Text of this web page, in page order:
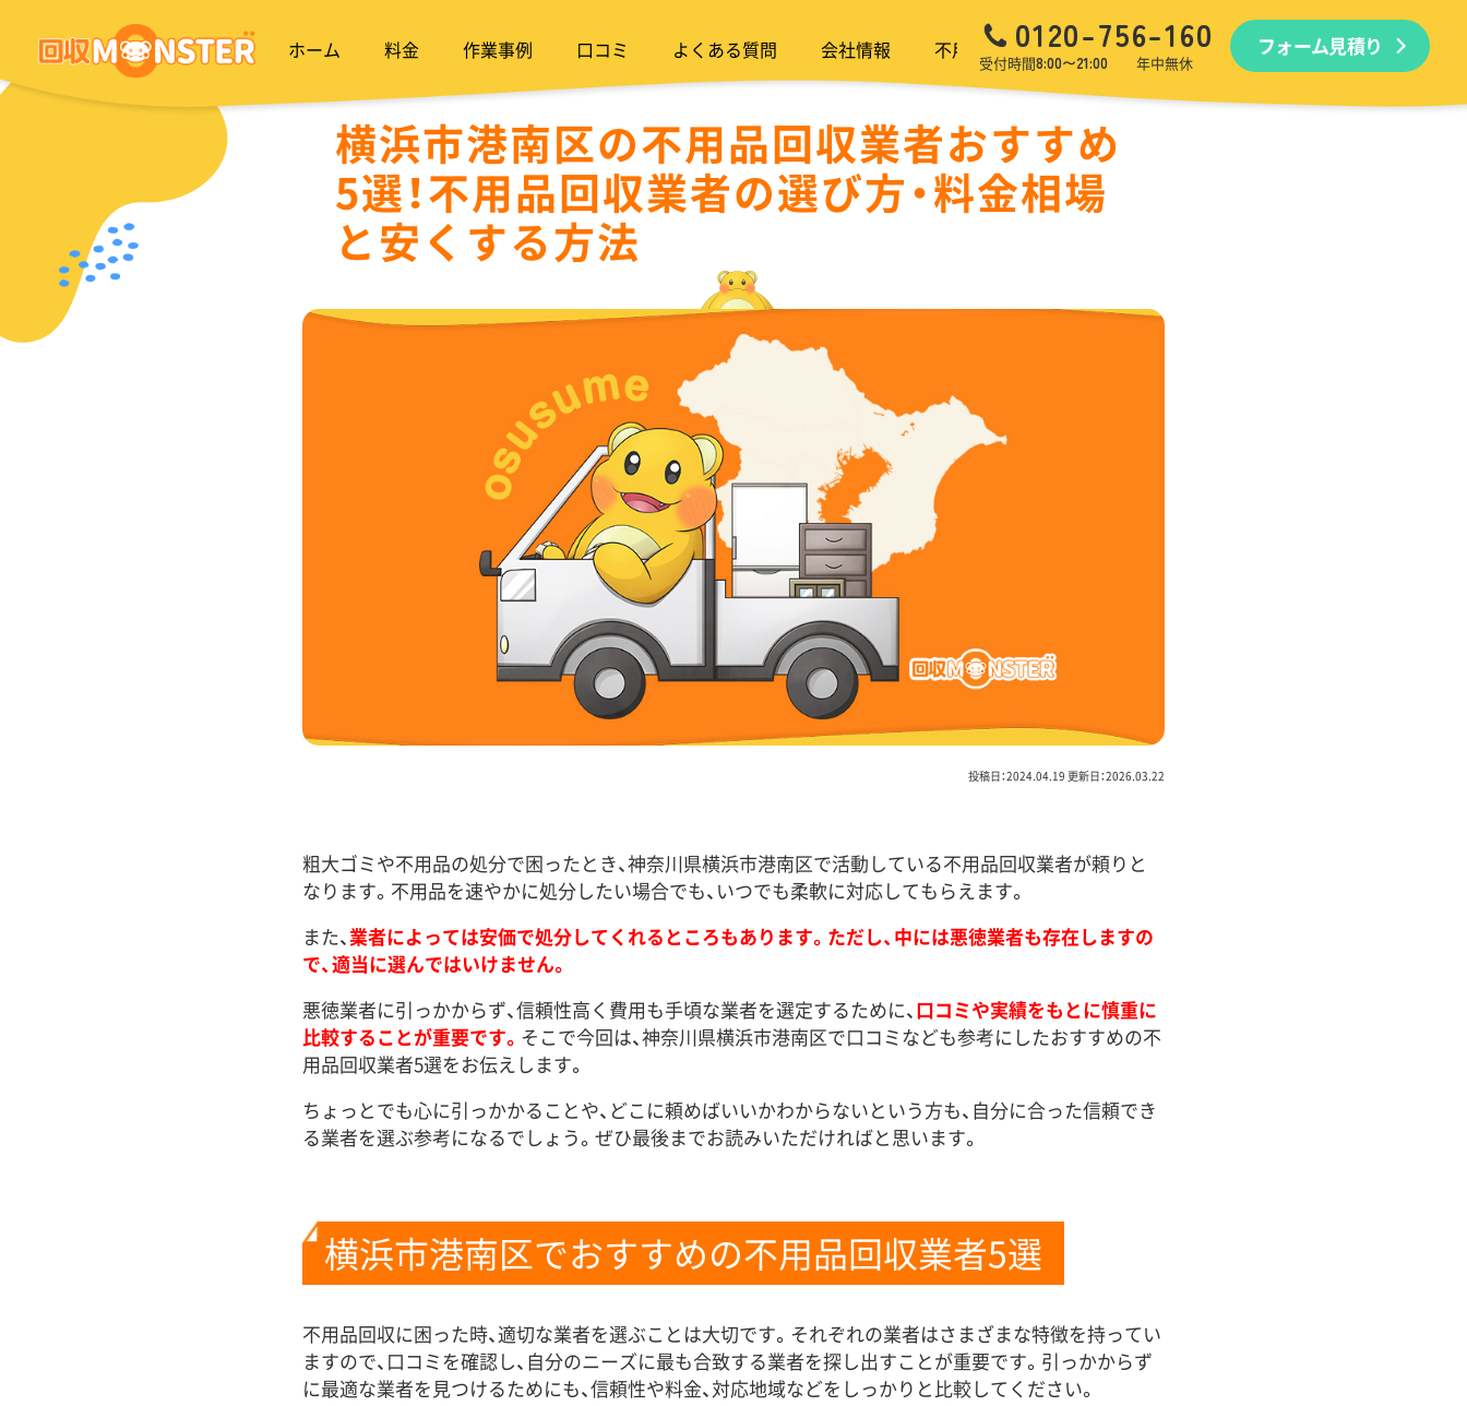
ホーム 料金 作業事例 口コミ よくある質問 会社情報 不用品回収 生前・遺品整理 引越しゴミ回収 ゴミ屋敷
0120-756-160
受付時間8:00〜21:00 年中無休
フォーム見積り
横浜市港南区の不用品回収業者おすすめ
5選！不用品回収業者の選び方・料金相場
と安くする方法
投稿日：2024.04.19 更新日：2026.03.22
粗大ゴミや不用品の処分で困ったとき、神奈川県横浜市港南区で活動している不用品回収業者が頼りと
なります。不用品を速やかに処分したい場合でも、いつでも柔軟に対応してもらえます。
また、 業者によっては安価で処分してくれるところもあります。ただし、中には悪徳業者も存在しますの
で、適当に選んではいけません。
悪徳業者に引っかからず、信頼性高く費用も手頃な業者を選定するために、 口コミや実績をもとに慎重に
比較することが重要です。 そこで今回は、神奈川県横浜市港南区で口コミなども参考にしたおすすめの不
用品回収業者5選をお伝えします。
ちょっとでも心に引っかかることや、どこに頼めばいいかわからないという方も、自分に合った信頼でき
る業者を選ぶ参考になるでしょう。ぜひ最後までお読みいただければと思います。
横浜市港南区でおすすめの不用品回収業者5選
不用品回収に困った時、適切な業者を選ぶことは大切です。それぞれの業者はさまざまな特徴を持ってい
ますので、口コミを確認し、自分のニーズに最も合致する業者を探し出すことが重要です。引っかからず
に最適な業者を見つけるためにも、信頼性や料金、対応地域などをしっかりと比較してください。